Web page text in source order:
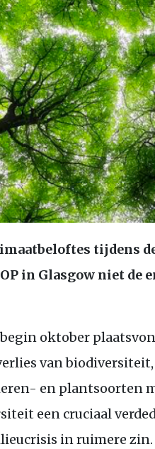
tijdens
in Glasgow niet de
begin oktober
van
en plantsoorten
een cruciaal
in ruimere zin.